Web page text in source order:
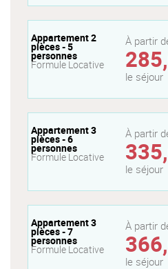
Appartement 2
pièces - 5
personnes
Formule Locative
À partir
le séjour
Appartement 3
pièces - 6
personnes
Formule Locative
À partir
le séjour
Appartement 3
pièces - 7
personnes
Formule Locative
À partir
le séjour